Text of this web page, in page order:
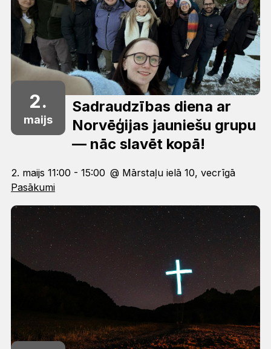
2.
maijs
Sadraudzības diena ar
Norvēģijas jauniešu grupu
— nāc slavēt kopā!
2. maijs 11:00 - 15:00 @ Mārstaļu ielā 10, vecrīgā
Pasākumi